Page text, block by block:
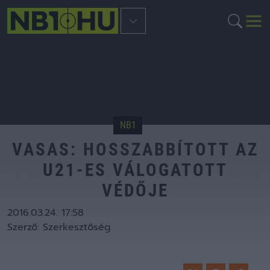
NB1
VASAS: HOSSZABBÍTOTT AZ
U21-ES VÁLOGATOTT
VÉDŐJE
2016.03.24. 17:58
Szerző: Szerkesztőség